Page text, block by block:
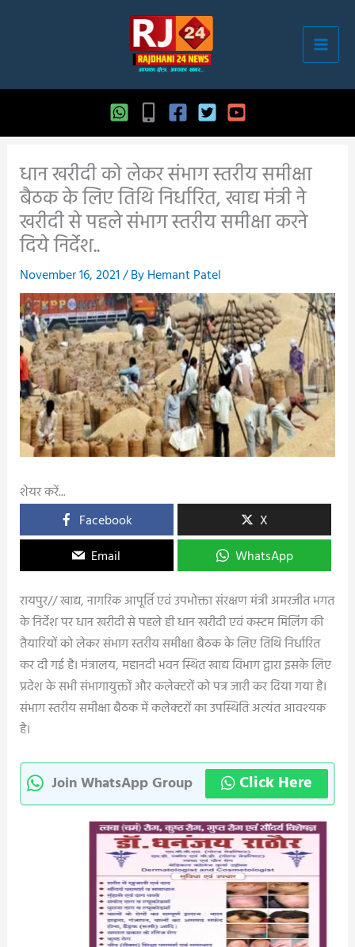
धान खरीदी को लेकर संभाग स्तरीय समीक्षा
बैठक के लिए तिथि निर्धारित, खाद्य मंत्री ने
खरीदी से पहले संभाग स्तरीय समीक्षा करने
दिये निर्देश..
November 16, 2021/ ByHemant Patel
शेयर करें...
Facebook
X
Email
WhatsApp
रायपुर// खाद्य, नागरिक आपूर्ति एवं उपभोक्ता संरक्षण मंत्री अमरजीत भगत
के निर्देश पर धान खरीदी से पहले ही धान खरीदी एवं कस्टम मिलिंग की
तैयारियों को लेकर संभाग स्तरीय समीक्षा बैठक के लिए तिथि निर्धारित
कर दी गई है। मंत्रालय, महानदी भवन स्थित खाद्य विभाग द्वारा इसके लिए
प्रदेश के सभी संभागायुक्तों और कलेक्टरों को पत्र जारी कर दिया गया है।
संभाग स्तरीय समीक्षा बैठक में कलेक्टरों का उपस्थिति अत्यंत आवश्यक
है।
Join WhatsApp Group Click Here